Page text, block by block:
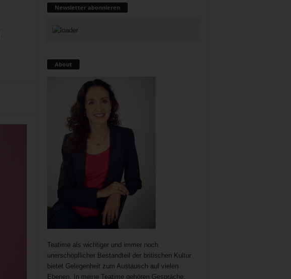
Newsletter abonnieren
About
Teatime als wichtiger und immer noch
unerschöpflicher Bestandteil der britischen Kultur
bietet Gelegenheit zum Austausch auf vielen
Ebenen. In meine Teatime gehören Gespräche,